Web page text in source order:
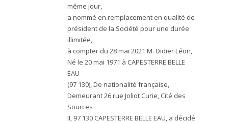
même jour,
a nommé en remplacement en qualité de
président de la Société pour une durée
illimitée,
à compter du 28 mai 2021 M. Didier Léon,
Né le 20 mai 1971 à CAPESTERRE BELLE
EAU
(97 130), De nationalité française,
Demeurant 26 rue Joliot Curie, Cité des
Sources
II, 97 130 CAPESTERRE BELLE EAU, a décidé